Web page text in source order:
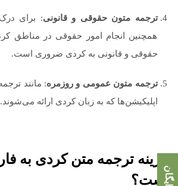
ترجمه متون حقوقی و قانونی: برای
همچنین انجام امور حقوقی در مناطق
حقوقی و قانونی به کردی ضروری است.
ترجمه متون عمومی و روزمره: مانند
اپلیکیشن‌ها که به زبان کردی ارائه می‌شوند.
هزینه ترجمه متن کردی به
است؟